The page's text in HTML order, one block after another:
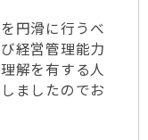
円滑に行うべ
経営管理能力
解を有する人
ましたのでお